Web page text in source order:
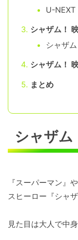
U-NEXT
シャザム！
シャザ
シャザム！
まとめ
シャザム
『スーパーマン』
スヒーロー『シャ
見た目は大人で中